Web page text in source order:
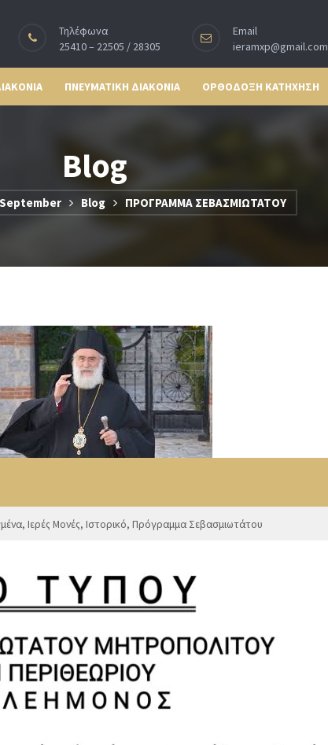
Τηλέφωνα
25410 – 22505 / 28305
Email
ieramxp@gmail.com
ΠΝΕΥΜΑΤΙΚΗ ΔΙΑΚΟΝΙΑ ΟΡΘΟΔΟΞΗ ΚΑΤΗΧΗΣΗ
Blog
September Blog ΠΡΟΓΡΑΜΜΑ ΣΕΒΑΣΜΙΩΤΑΤΟΥ
, Ιερές Μονές, Ιστορικό, Πρόγραμμα Σεβασμιωτάτου